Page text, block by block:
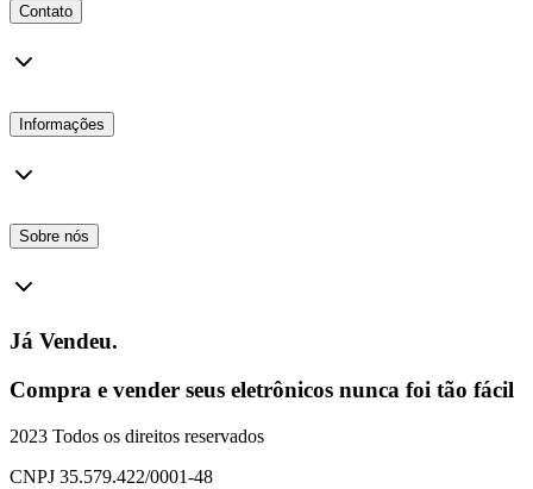
Contato
Informações
Sobre nós
Já Vendeu.
Compra e vender seus eletrônicos nunca foi tão fácil
2023 Todos os direitos reservados
CNPJ 35.579.422/0001-48